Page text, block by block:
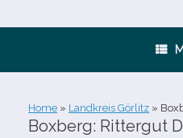
Home » Landkreis Görlitz »
Boxberg: Rittergut